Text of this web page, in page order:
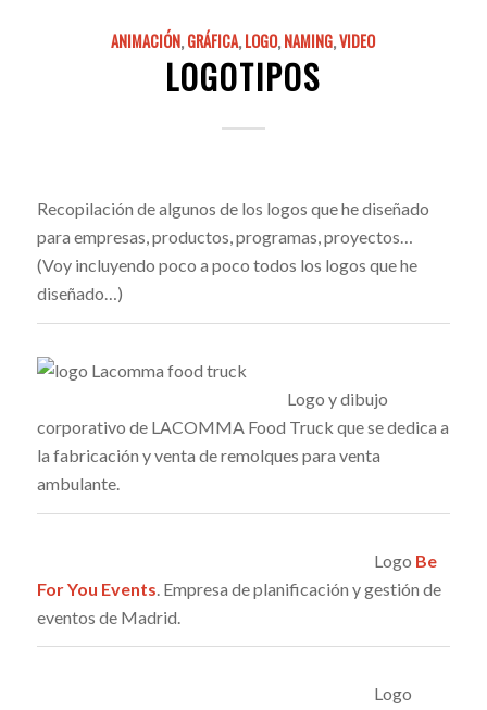
ANIMACIÓN,GRÁFICA,LOGO,NAMING,VIDEO
LOGOTIPOS
Recopilación de algunos de los logos que he diseñado
para empresas, productos, programas, proyectos…
(Voy incluyendo poco a poco todos los logos que he
diseñado…)
Logo y dibujo
corporativo de LACOMMA Food Truck que se dedica a
la fabricación y venta de remolques para venta
ambulante.
Logo Be
For You Events . Empresa de planificación y gestión de
eventos de Madrid.
Logo